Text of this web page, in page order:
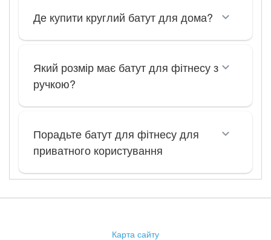
Де купити круглий батут для дома?
Який розмір має батут для фітнесу з
ручкою?
Порадьте батут для фітнесу для
приватного користування
Карта сайту